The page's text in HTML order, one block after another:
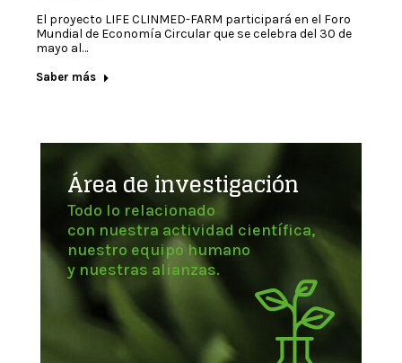
El proyecto LIFE CLINMED-FARM participará en el Foro
Mundial de Economía Circular que se celebra del 30 de
mayo al…
Saber más
Área de investigación
Todo lo relacionado
con nuestra actividad científica,
nuestro equipo humano
y nuestras alianzas.